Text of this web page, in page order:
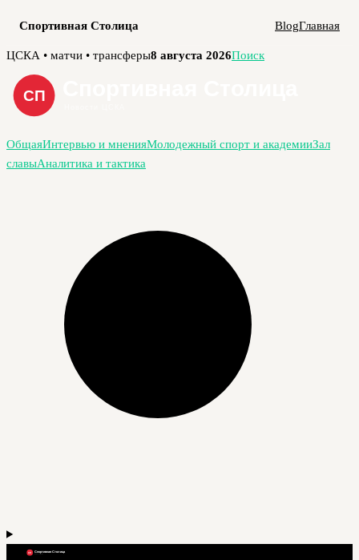
Спортивная Столица BlogГлавная
Перейти
содержимому
ЦСКА • матчи • трансферы8 августа 2026Поиск
ОбщаяИнтервью и мненияМолодежный спорт и академииЗал
славыАналитика и тактика